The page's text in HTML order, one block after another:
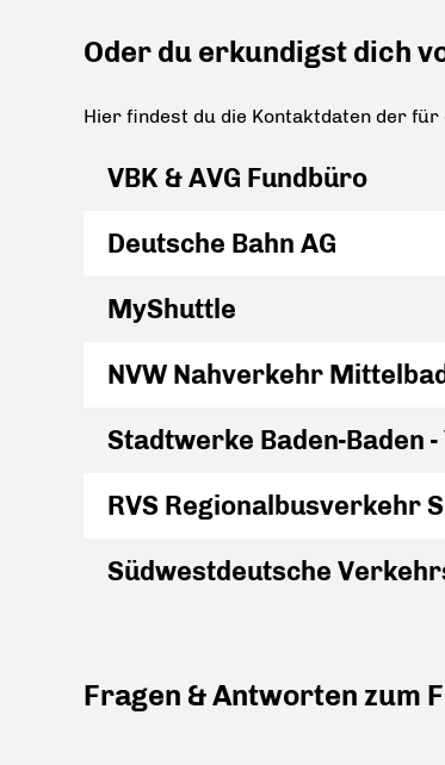
Oder du erkundigst dich
Hier findest du die Kontaktdaten der für
VBK & AVG Fundbüro
Deutsche Bahn AG
MyShuttle
NVW Nahverkehr
Stadtwerke Baden-Baden
RVS Regionalbusverkehr
Südwestdeutsche
Fragen & Antworten zum